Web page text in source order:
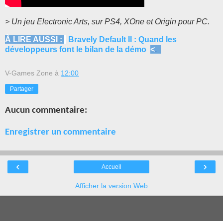
> Un jeu Electronic Arts, sur PS4, XOne et Origin pour PC.
À LIRE AUSSI :
Bravely Default II : Quand les
développeurs font le bilan de la démo <.
V-Games Zone à 12:00
Partager
Aucun commentaire:
Enregistrer un commentaire
‹ ›
Accueil
Afficher la version Web